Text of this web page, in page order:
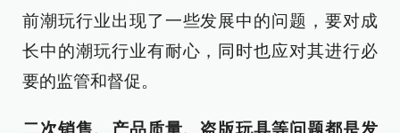
前潮玩行业出现了一些发展中的问题，要对成
长中的潮玩行业有耐心，同时也应对其进行必
要的监管和督促。
二次销售、产品质量、盗版玩具等问题都是发